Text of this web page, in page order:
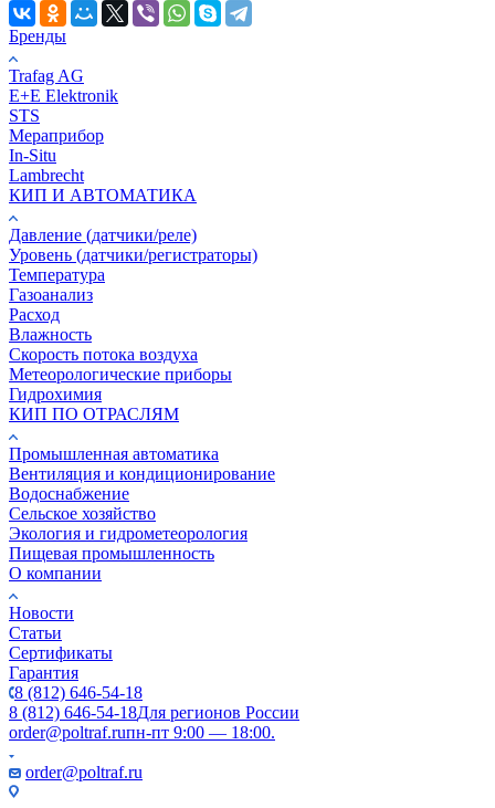
Бренды
Trafag AG
E+E Elektronik
STS
Мераприбор
In-Situ
Lambrecht
КИП И АВТОМАТИКА
Давление (датчики/реле)
Уровень (датчики/регистраторы)
Температура
Газоанализ
Расход
Влажность
Скорость потока воздуха
Метеорологические приборы
Гидрохимия
КИП ПО ОТРАСЛЯМ
Промышленная автоматика
Вентиляция и кондиционирование
Водоснабжение
Сельское хозяйство
Экология и гидрометеорология
Пищевая промышленность
О компании
Новости
Статьи
Сертификаты
Гарантия
8 (812) 646-54-18
8 (812) 646-54-18Для регионов России
order@poltraf.ruпн-пт 9:00 — 18:00.
order@poltraf.ru